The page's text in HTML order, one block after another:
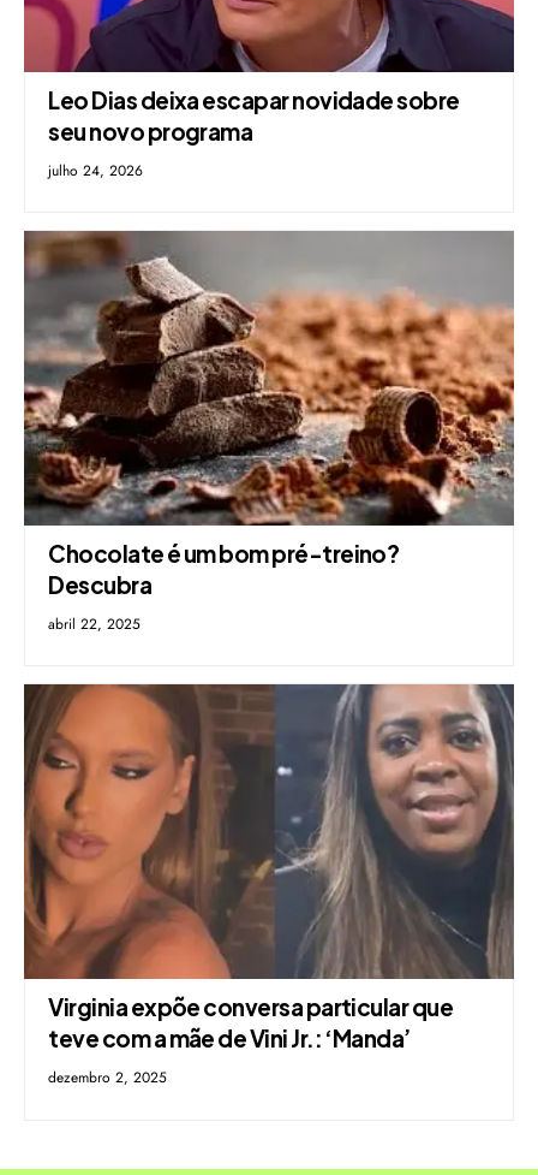
Leo Dias deixa escapar novidade sobre
seu novo programa
julho 24, 2026
Chocolate é um bom pré-treino?
Descubra
abril 22, 2025
Virginia expõe conversa particular que
teve com a mãe de Vini Jr.: ‘Manda’
dezembro 2, 2025